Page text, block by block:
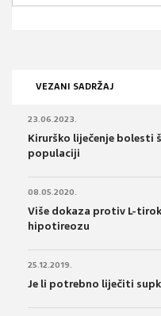
VEZANI SADRŽAJ
23.06.2023.
Kirurško liječenje
populaciji
08.05.2020.
Više dokaza protiv L-
hipotireozu
25.12.2019.
Je li potrebno liječiti